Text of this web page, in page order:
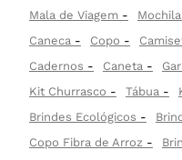
Mala de Viagem
Caneca
Copo
Cadernos
Caneta
Kit Churrasco
Tábua
Brindes Ecológicos
Copo Fibra de Arroz